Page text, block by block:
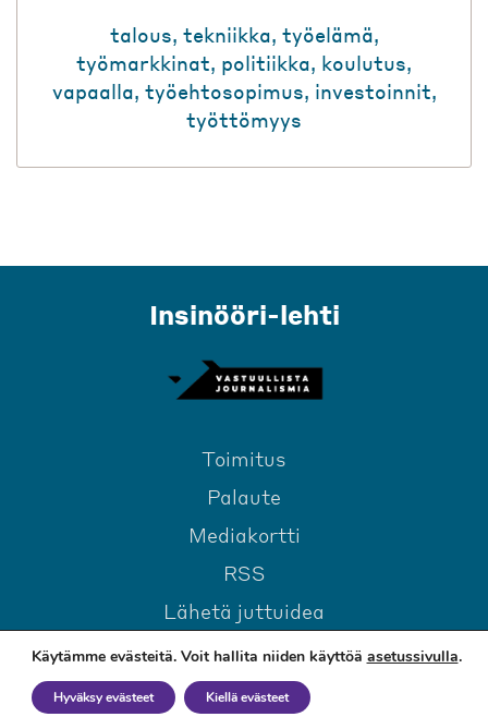
talous, tekniikka, työelämä,
työmarkkinat, politiikka, koulutus,
vapaalla, työehtosopimus, investoinnit,
työttömyys
Insinööri-lehti
Toimitus
Palaute
Mediakortti
RSS
Lähetä juttuidea
Käytämme evästeitä. Voit hallita niiden käyttöä asetussivulla.
Hyväksy evästeet Kiellä evästeet